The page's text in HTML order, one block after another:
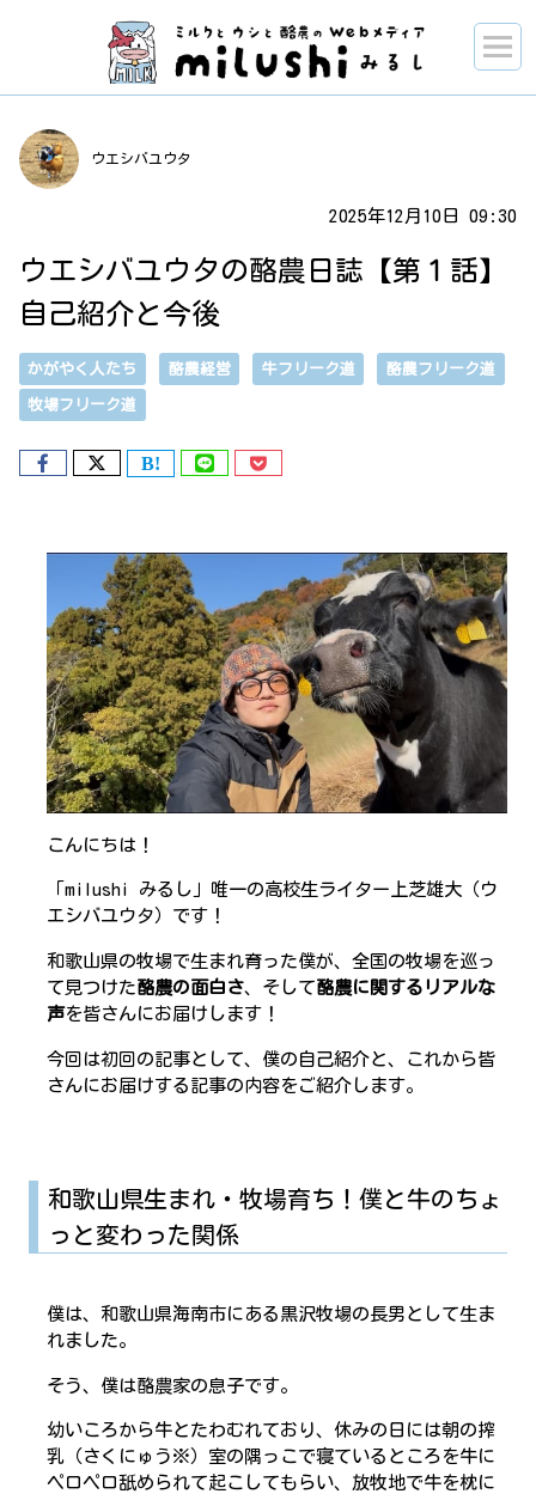
ウエシバユウタ
2025年12月10日 09:30
ウエシバユウタの酪農日誌【第１話】
自己紹介と今後
かがやく人たち 酪農経営 牛フリーク道 酪農フリーク道
牧場フリーク道
こんにちは！
「milushi みるし」唯一の高校生ライター上芝雄大（ウ
エシバユウタ）です！
和歌山県の牧場で生まれ育った僕が、全国の牧場を巡っ
て見つけた酪農の面白さ、そして酪農に関するリアルな
声を皆さんにお届けします！
今回は初回の記事として、僕の自己紹介と、これから皆
さんにお届けする記事の内容をご紹介します。
和歌山県生まれ・牧場育ち！僕と牛のちょ
っと変わった関係
僕は、和歌山県海南市にある黒沢牧場の長男として生ま
れました。
そう、僕は酪農家の息子です。
幼いころから牛とたわむれており、休みの日には朝の搾
乳（さくにゅう※）室の隅っこで寝ているところを牛に
ペロペロ舐められて起こしてもらい、放牧地で牛を枕に